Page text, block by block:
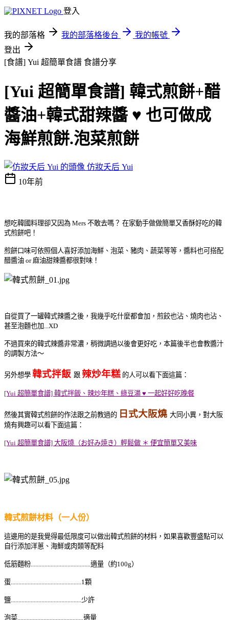
登入
我的部落格 我的部落格後台
我的帳號
登出
[食譜] Yui 超簡單食譜 食譜分享
[Yui 超簡單食譜] 韓式煎餅+醋
醬油+韓式甜辣醬 ♥ 也可做成
海鮮煎餅.泡菜煎餅
仿妝夭后 Yui
10年前
想吃韓國料理卻又因為 Mers 不敢去嗎？ 在家動手做做簡單又香酥好吃的韓
式煎餅吧！
煎餅口味可依照個人喜好添加海鮮、泡菜、豬肉、蔬菜等等，醬料也可搭配
醋醬油 or 麻油甜辣醬都很對味！
自從買了一罐韓式辣醬之後，我幾乎吃什麼都會加，煎餃也沾、燒肉也沾、
甚至泡麵也加 ...XD
不過買來的韓式辣醬非常濃，稍微調過以後會更好吃，本篇後半也會教醬汁
的調製方法～
另外想學 韓式拌飯 跟 辣炒年糕 的人可以看下面這篇：
[Yui 超簡單食譜] 韓式拌飯、辣炒年糕、綠豆湯 ♥ 一起好好吃晚餐
然後其實韓式煎餅的作法跟之前教過的 日式大阪燒 大同小異，對大阪
燒有興趣可以看下面這篇：
[Yui 超簡單食譜] 大阪燒（お好み焼き）輕鬆做 ＊ 便宜簡單又美味
韓式煎餅材料（一人份）
這邊用的是我覺得最低限度可以做出韓式煎餅的材料，如果喜歡豐盛點可以
自行添加洋蔥、海鮮或肉類等配料
低筋麵粉.......................................適量（約100g）
蛋 ..............................................1顆
鹽 少許
泡菜........................................... 適量